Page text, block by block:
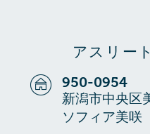
アスリー
950-0954
新潟市中央
ソフィア美